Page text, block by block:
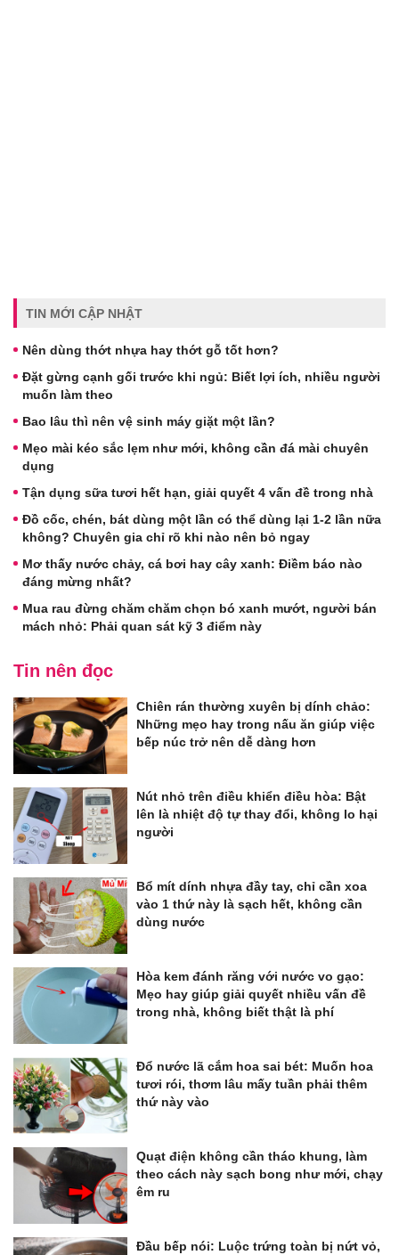
TIN MỚI CẬP NHẬT
Nên dùng thớt nhựa hay thớt gỗ tốt hơn?
Đặt gừng cạnh gối trước khi ngủ: Biết lợi ích, nhiều người
muốn làm theo
Bao lâu thì nên vệ sinh máy giặt một lần?
Mẹo mài kéo sắc lẹm như mới, không cần đá mài chuyên
dụng
Tận dụng sữa tươi hết hạn, giải quyết 4 vấn đề trong nhà
Đồ cốc, chén, bát dùng một lần có thể dùng lại 1-2 lần nữa
không? Chuyên gia chỉ rõ khi nào nên bỏ ngay
Mơ thấy nước chảy, cá bơi hay cây xanh: Điềm báo nào
đáng mừng nhất?
Mua rau đừng chăm chăm chọn bó xanh mướt, người bán
mách nhỏ: Phải quan sát kỹ 3 điểm này
Tin nên đọc
Chiên rán thường xuyên bị dính chảo:
Những mẹo hay trong nấu ăn giúp việc
bếp núc trở nên dễ dàng hơn
Nút nhỏ trên điều khiển điều hòa: Bật
lên là nhiệt độ tự thay đổi, không lo hại
người
Bổ mít dính nhựa đầy tay, chỉ cần xoa
vào 1 thứ này là sạch hết, không cần
dùng nước
Hòa kem đánh răng với nước vo gạo:
Mẹo hay giúp giải quyết nhiều vấn đề
trong nhà, không biết thật là phí
Đổ nước lã cắm hoa sai bét: Muốn hoa
tươi rói, thơm lâu mấy tuần phải thêm
thứ này vào
Quạt điện không cần tháo khung, làm
theo cách này sạch bong như mới, chạy
êm ru
Đầu bếp nói: Luộc trứng toàn bị nứt vỏ,